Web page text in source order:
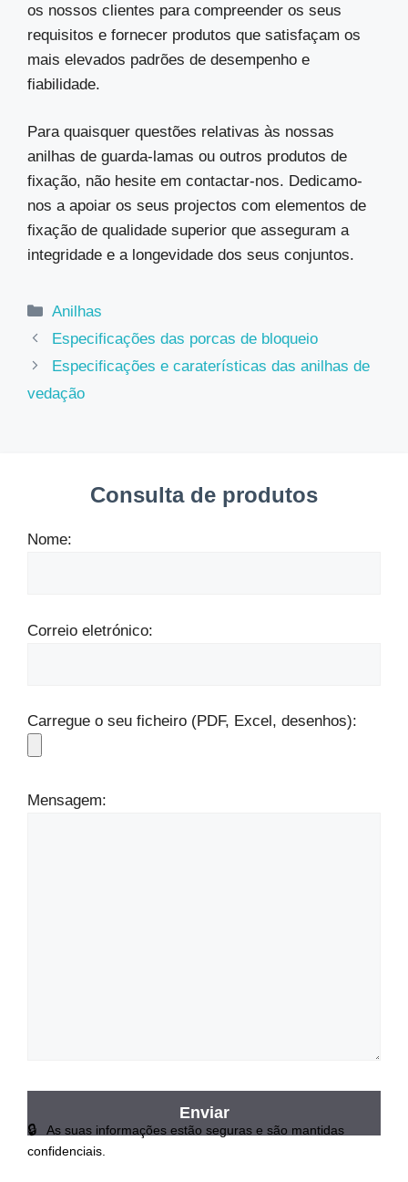
os nossos clientes para compreender os seus
requisitos e fornecer produtos que satisfaçam os
mais elevados padrões de desempenho e
fiabilidade.
Para quaisquer questões relativas às nossas
anilhas de guarda-lamas ou outros produtos de
fixação, não hesite em contactar-nos. Dedicamo-
nos a apoiar os seus projectos com elementos de
fixação de qualidade superior que asseguram a
integridade e a longevidade dos seus conjuntos.
Categorias
Anilhas
Especificações das porcas de bloqueio
Especificações e caraterísticas das anilhas de
vedação
Consulta de produtos
Nome:
Correio eletrónico:
Carregue o seu ficheiro (PDF, Excel, desenhos):
Mensagem:
As suas informações estão seguras e são mantidas
confidenciais.